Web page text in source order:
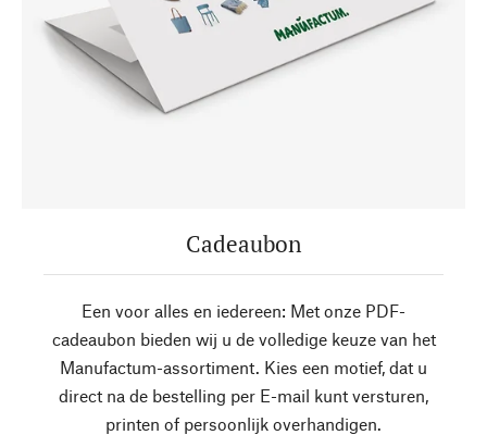
Cadeaubon
Een voor alles en iedereen: Met onze PDF-
cadeaubon bieden wij u de volledige keuze van het
Manufactum-assortiment. Kies een motief, dat u
direct na de bestelling per E-mail kunt versturen,
printen of persoonlijk overhandigen.